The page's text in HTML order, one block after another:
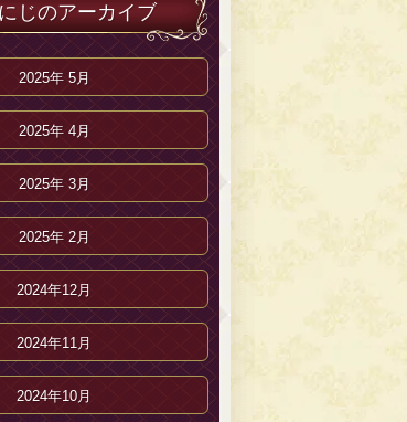
じのアーカイブ
2025年 5月
2025年 4月
2025年 3月
2025年 2月
2024年12月
2024年11月
2024年10月